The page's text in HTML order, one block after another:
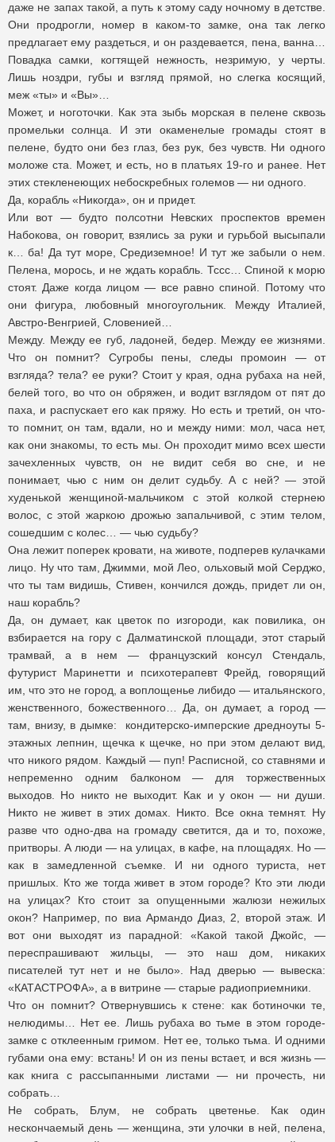
даже не запах такой, а путь к этому саду ночному в детстве.
Они продрогли, номер в каком-то замке, она так легко
предлагает ему раздеться, и он раздевается, пена, ванна…
Повадка самки, когтящей нежность, незримую, у черты.
Лишь ноздри, губы и взгляд прямой, но слегка косящий,
меж «ты» и «Вы»…
Может, и ноготочки. Как эта зыбь морская в пелене сквозь
промельки солнца. И эти окаменелые громады стоят в
пелене, будто они без глаз, без рук, без чувств. Ни одного
моложе ста. Может, и есть, но в платьях 19-го и ранее. Нет
этих стекленеющих небоскребных големов — ни одного.
Да, корабль «Никогда», он и придет.
Или вот — будто полсотни Невских проспектов времен
Набокова, он говорит, взялись за руки и гурьбой высыпали
к… ба! Да тут море, Средиземное! И тут же забыли о нем.
Пелена, морось, и не ждать корабль. Тссс… Спиной к морю
стоят. Даже когда лицом — все равно спиной. Потому что
они фигура, любовный многоугольник. Между Италией,
Австро-Венгрией, Словенией…
Между. Между ее губ, ладоней, бедер. Между ее жизнями.
Что он помнит? Сугробы пены, следы промоин — от
взгляда? тела? ее руки? Стоит у края, одна рубаха на ней,
белей того, во что он обряжен, и водит взглядом от пят до
паха, и распускает его как пряжу. Но есть и третий, он что-
то помнит, он там, вдали, но и между ними: мол, часа нет,
как они знакомы, то есть мы. Он проходит мимо всех шести
зачехленных чувств, он не видит себя во сне, и не
понимает, чью с ним он делит судьбу. А с ней? — этой
худенькой женщиной-мальчиком с этой колкой стернею
волос, с этой жаркою дрожью запальчивой, с этим телом,
сошедшим с колес… — чью судьбу?
Она лежит поперек кровати, на животе, подперев кулачками
лицо. Ну что там, Джимми, мой Лео, ольховый мой Серджо,
что ты там видишь, Стивен, кончился дождь, придет ли он,
наш корабль?
Да, он думает, как цветок по изгороди, как повилика, он
взбирается на гору с Далматинской площади, этот старый
трамвай, а в нем — французский консул Стендаль,
футурист Маринетти и психотерапевт Фрейд, говорящий
им, что это не город, а воплощенье либидо — итальянского,
женственного, божественного… Да, он думает, а город —
там, внизу, в дымке: кондитерско-имперские дредноуты 5-
этажных лепнин, щечка к щечке, но при этом делают вид,
что никого рядом. Каждый — пуп! Расписной, со ставнями и
непременно одним балконом — для торжественных
выходов. Но никто не выходит. Как и у окон — ни души.
Никто не живет в этих домах. Никто. Все окна темнят. Ну
разве что одно-два на громаду светится, да и то, похоже,
притворы. А люди — на улицах, в кафе, на площадях. Но —
как в замедленной съемке. И ни одного туриста, нет
пришлых. Кто же тогда живет в этом городе? Кто эти люди
на улицах? Кто стоит за опущенными жалюзи нежилых
окон? Например, по виа Армандо Диаз, 2, второй этаж. И
вот они выходят из парадной: «Какой такой Джойс, —
переспрашивают жильцы, — это наш дом, никаких
писателей тут нет и не было». Над дверью — вывеска:
«КАТАСТРОФА», а в витрине — старые радиоприемники.
Что он помнит? Отвернувшись к стене: как ботиночки те,
нелюдимы… Нет ее. Лишь рубаха во тьме в этом городе-
замке с отклеенным гримом. Нет ее, только тьма. И одними
губами она ему: встань! И он из пены встает, и вся жизнь —
как книга с рассыпанными листами — ни прочесть, ни
собрать…
Не собрать, Блум, не собрать цветенье. Как один
нескончаемый день — женщина, эти улочки в ней, пелена,